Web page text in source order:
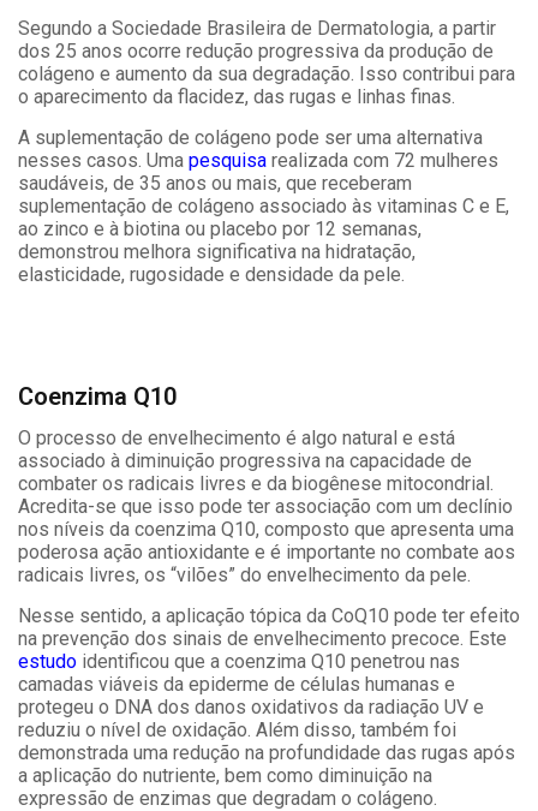
Segundo a Sociedade Brasileira de Dermatologia, a partir
dos 25 anos ocorre redução progressiva da produção de
colágeno e aumento da sua degradação. Isso contribui para
o aparecimento da flacidez, das rugas e linhas finas.
A suplementação de colágeno pode ser uma alternativa
nesses casos. Uma pesquisa realizada com 72 mulheres
saudáveis, ​​de 35 anos ou mais, que receberam
suplementação de colágeno associado às vitaminas C e E,
ao zinco e à biotina ou placebo por 12 semanas,
demonstrou melhora significativa na hidratação,
elasticidade, rugosidade e densidade da pele.
Coenzima Q10
O processo de envelhecimento é algo natural e está
associado à diminuição progressiva na capacidade de
combater os radicais livres e da biogênese mitocondrial.
Acredita-se que isso pode ter associação com um declínio
nos níveis da coenzima Q10, composto que apresenta uma
poderosa ação antioxidante e é importante no combate aos
radicais livres, os “vilões” do envelhecimento da pele.
Nesse sentido, a aplicação tópica da CoQ10 pode ter efeito
na prevenção dos sinais de envelhecimento precoce. Este
estudo identificou que a coenzima Q10 penetrou nas
camadas viáveis ​​da epiderme de células humanas e
protegeu o DNA dos danos oxidativos da radiação UV e
reduziu o nível de oxidação. Além disso, também foi
demonstrada uma redução na profundidade das rugas após
a aplicação do nutriente, bem como diminuição na
expressão de enzimas que degradam o colágeno.